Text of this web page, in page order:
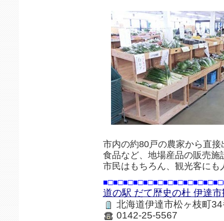
市内の約80戸の農家から直
食品など、地場産品の販売施
市民はもちろん、観光客にも
道の駅 だて歴史の杜 伊達
北海道伊達市松ヶ枝町
0142-25-5567